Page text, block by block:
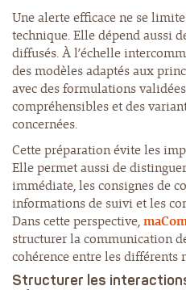
Une alerte efficace ne se
technique. Elle dépend aussi
diffusés. À l’échelle
des modèles adaptés aux
avec des formulations
compréhensibles et des
concernées.
Cette préparation évite les
Elle permet aussi de
immédiate, les consignes de
informations de suivi et les
Dans cette perspective,
structurer la communication
cohérence entre les différents
Structurer les